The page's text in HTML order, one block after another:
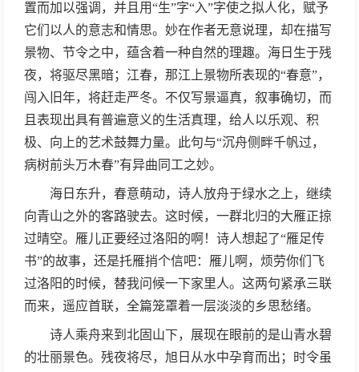
置而加以强调，并且用“生”字“入”字使之拟人化，赋予
它们以人的意志和情思。妙在作者无意说理，却在描写
景物、节令之中，蕴含着一种自然的理趣。海日生于残
夜，将驱尽黑暗；江春，那江上景物所表现的“春意”，
闯入旧年，将赶走严冬。不仅写景逼真，叙事确切，而
且表现出具有普遍意义的生活真理，给人以乐观、积
极、向上的艺术鼓舞力量。此句与“沉舟侧畔千帆过，
病树前头万木春”有异曲同工之妙。
海日东升，春意萌动，诗人放舟于绿水之上，继续
向青山之外的客路驶去。这时候，一群北归的大雁正掠
过晴空。雁儿正要经过洛阳的啊！诗人想起了“雁足传
书”的故事，还是托雁捎个信吧：雁儿啊，烦劳你们飞
过洛阳的时候，替我问候一下家里人。这两句紧承三联
而来，遥应首联，全篇笼罩着一层淡淡的乡思愁绪。
诗人乘舟来到北固山下，展现在眼前的是山青水碧
的壮丽景色。残夜将尽，旭日从水中孕育而出；时令虽